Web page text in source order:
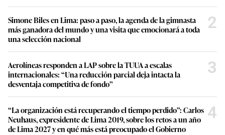
Simone Biles en Lima: paso a paso, la agenda de la gimnasta
más ganadora del mundo y una visita que emocionará a toda
una selección nacional
2
Aerolíneas responden a LAP sobre la TUUA a escalas
internacionales: “Una reducción parcial deja intacta la
desventaja competitiva de fondo”
3
“La organización está recuperando el tiempo perdido”: Carlos
Neuhaus, expresidente de Lima 2019, sobre los retos a un año
de Lima 2027 y en qué más está preocupado el Gobierno
4